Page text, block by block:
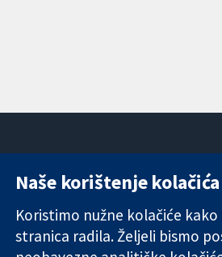
Pouzdani dokazi.
Utemeljeni
dokazi.
11-13 Cavendish
London
W1G 0AN
Naše korištenje kolačića
Koristimo nužne kolačiće kako
stranica radila. Željeli bismo